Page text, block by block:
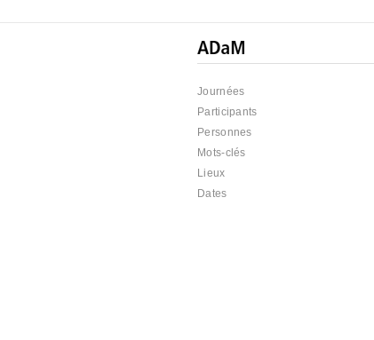
Journées
Participants
Personnes
Mots-clés
Lieux
Dates